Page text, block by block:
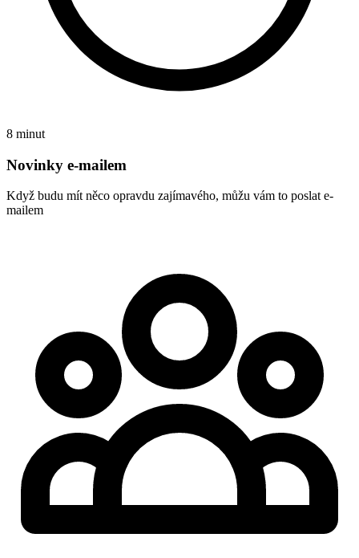
8 minut
Novinky e-mailem
Když budu mít něco opravdu zajímavého, můžu vám to poslat e-
mailem